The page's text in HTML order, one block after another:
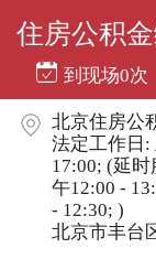
住房公积
到现场0次
北京住房公
法定工作日:
17:00; (延
午12:00 -
- 12:30; )
北京市丰台